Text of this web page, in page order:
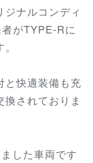
ナルコンディ
がTYPE-Rに
と快適装備も充
されておりま
した車両です